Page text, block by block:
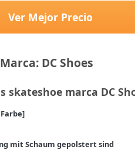
Marca: DC Shoes
Ver Mejor Precio
skateshoe marca DC
mit Schaum gepolstert sind